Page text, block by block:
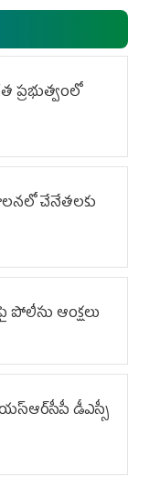
ప్రభుత్వంలో
చేనేతలకు
ఆంక్షలు
డీఎస్సీ